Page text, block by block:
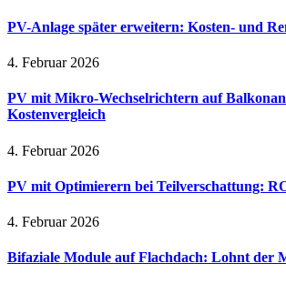
PV-Anlage später erweitern: Kosten- und
4. Februar 2026
PV mit Mikro-Wechselrichtern auf
Kostenvergleich
4. Februar 2026
PV mit Optimierern bei Teilverschattung:
4. Februar 2026
Bifaziale Module auf Flachdach: Lohnt der